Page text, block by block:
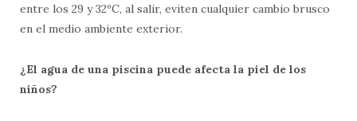
entre los 29 y 32ºC, al salir, eviten cualquier cambio brusco
en el medio ambiente exterior.
¿El agua de una piscina puede afecta la piel de los
niños?